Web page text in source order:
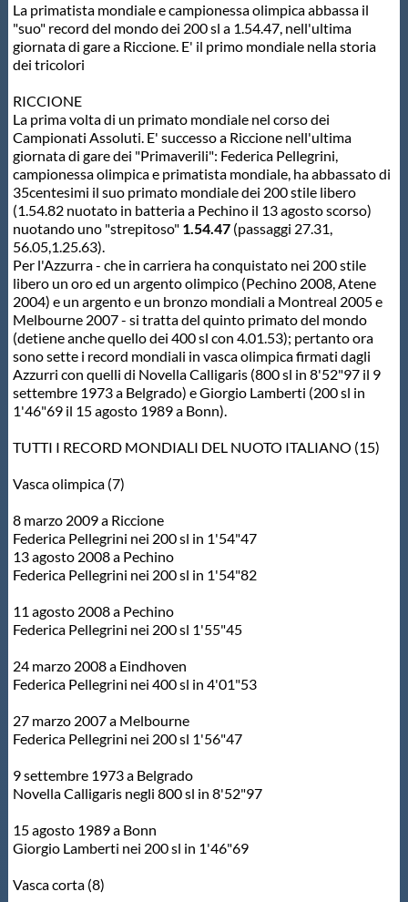
Area Legislativa
Protezione Civile
Qualità
Sostenibilità
Privacy
Cookie Policy
Archivio News
Flash News
Galleria fotografica
Videogallery
Intranet
Webmail
Contatti
Mappa del sito
La primatista mondiale e campionessa olimpica abbassa il
"suo" record del mondo dei 200 sl a 1.54.47, nell'ultima
giornata di gare a Riccione. E' il primo mondiale nella storia
dei tricolori
RICCIONE
La prima volta di un primato mondiale nel corso dei
Campionati Assoluti. E' successo a Riccione nell'ultima
giornata di gare dei "Primaverili": Federica Pellegrini,
campionessa olimpica e primatista mondiale, ha abbassato di
35centesimi il suo primato mondiale dei 200 stile libero
(1.54.82 nuotato in batteria a Pechino il 13 agosto scorso)
nuotando uno "strepitoso" 1.54.47(passaggi 27.31,
56.05,1.25.63).
Per l'Azzurra - che in carriera ha conquistato nei 200 stile
libero un oro ed un argento olimpico (Pechino 2008, Atene
2004) e un argento e un bronzo mondiali a Montreal 2005 e
Melbourne 2007 - si tratta del quinto primato del mondo
(detiene anche quello dei 400 sl con 4.01.53); pertanto ora
sono sette i record mondiali in vasca olimpica firmati dagli
Azzurri con quelli di Novella Calligaris (800 sl in 8'52"97 il 9
settembre 1973 a Belgrado) e Giorgio Lamberti (200 sl in
1'46"69 il 15 agosto 1989 a Bonn).
TUTTI I RECORD MONDIALI DEL NUOTO ITALIANO (15)
Vasca olimpica (7)
8 marzo 2009 a Riccione
Federica Pellegrini nei 200 sl in 1'54"47
13 agosto 2008 a Pechino
Federica Pellegrini nei 200 sl in 1'54"82
11 agosto 2008 a Pechino
Federica Pellegrini nei 200 sl 1'55"45
24 marzo 2008 a Eindhoven
Federica Pellegrini nei 400 sl in 4'01"53
27 marzo 2007 a Melbourne
Federica Pellegrini nei 200 sl 1'56"47
9 settembre 1973 a Belgrado
Novella Calligaris negli 800 sl in 8'52"97
15 agosto 1989 a Bonn
Giorgio Lamberti nei 200 sl in 1'46"69
Vasca corta (8)